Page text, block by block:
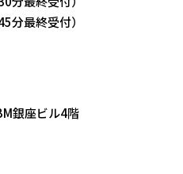
分最終受付）
銀座ビル4階